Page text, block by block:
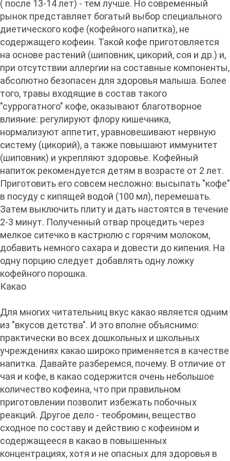
( после 13-14 лет) - тем лучше. Но современный
рынок представляет богатый выбор специального
диетического кофе (кофейного напитка), не
содержащего кофеин. Такой кофе приготовляется
на основе растений (шиповник, цикорий, соя и др.) и,
при отсутствии аллергии на составные компоненты,
абсолютно безопасен для здоровья малыша. Более
того, травы входящие в состав такого
"суррогатного" кофе, оказывают благотворное
влияние: регулируют флору кишечника,
нормализуют аппетит, уравновешивают нервную
систему (цикорий), а также повышают иммунитет
(шиповник) и укрепляют здоровье. Кофейный
напиток рекомендуется детям в возрасте от 2 лет.
Приготовить его совсем несложно: высыпать "кофе"
в посуду с кипящей водой (100 мл), перемешать.
Затем выключить плиту и дать настоятся в течение
2-3 минут. Полученный отвар процедить через
мелкое ситечко в кастрюлю с горячим молоком,
добавить немного сахара и довести до кипения. На
одну порцию следует добавлять одну ложку
кофейного порошка.
Какао
Для многих читательниц вкус какао является одним
из "вкусов детства". И это вполне объяснимо:
практически во всех дошкольных и школьных
учреждениях какао широко применяется в качестве
напитка. Давайте разберемся, почему. В отличие от
чая и кофе, в какао содержится очень небольшое
количество кофеина, что при правильном
приготовлении позволит избежать побочных
реакций. Другое дело - теобромин, вещество
сходное по составу и действию с кофеином и
содержащееся в какао в повышенных
концентрациях, хотя и не опасных для здоровья в